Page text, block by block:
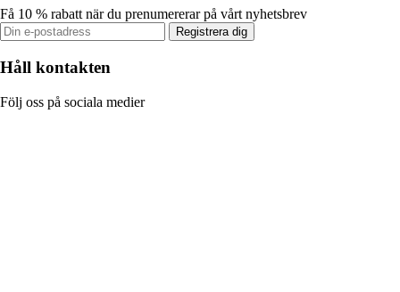
Få 10 % rabatt när du prenumererar på vårt nyhetsbrev
Registrera dig
Håll kontakten
Följ oss på sociala medier